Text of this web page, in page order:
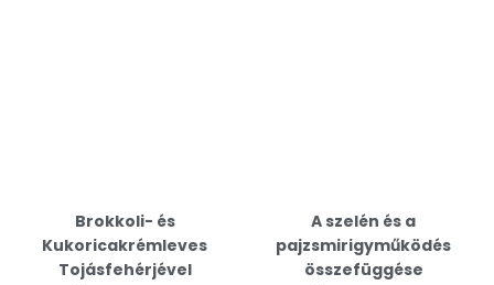
Brokkoli- és
Kukoricakrémleves
Tojásfehérjével
A szelén és a
pajzsmirigyműködés
összefüggése